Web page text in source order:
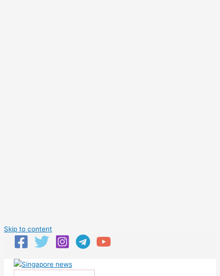
Skip to content